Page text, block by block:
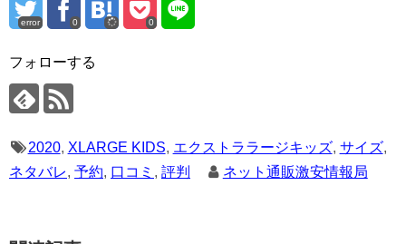
error 0 0
フォローする
2020, XLARGE KIDS, エクストララージキッズ, サイズ,
ネタバレ, 予約, 口コミ , 評判 ネット通販激安情報局